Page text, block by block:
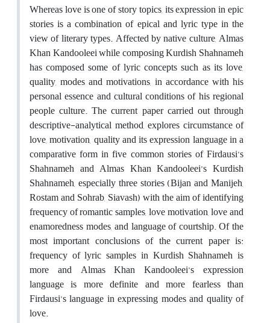
Whereas love is one of story topics, its expression in epic
stories is a combination of epical and lyric type in the
view of literary types. Affected by native culture, Almas
Khan Kandooleei while composing Kurdish Shahnameh
has composed some of lyric concepts such as its love,
quality, modes and motivations, in accordance with his
personal essence and cultural conditions of his regional
people culture. The current paper carried out through
descriptive-analytical method, explores circumstance of
love, motivation, quality and its expression language in a
comparative form in five common stories of Firdausi’s
Shahnameh and Almas Khan Kandooleei’s Kurdish
Shahnameh, especially three stories (Bijan and Manijeh,
Rostam and Sohrab, Siavash) with the aim of identifying
frequency of romantic samples, love motivation, love and
enamoredness modes, and language of courtship. Of the
most important conclusions of the current paper is:
frequency of lyric samples in Kurdish Shahnameh is
more and Almas Khan Kandooleei’s expression
language is more definite and more fearless than
Firdausi’s language in expressing modes and quality of
love.